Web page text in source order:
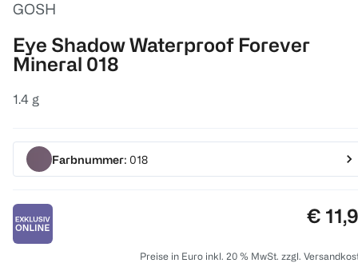
GOSH
Eye Shadow Waterproof Forever
Mineral 018
1.4 g
Farbnummer: 018
Preis:
€
Preise in Euro inkl. 20 % MwSt. zzgl.